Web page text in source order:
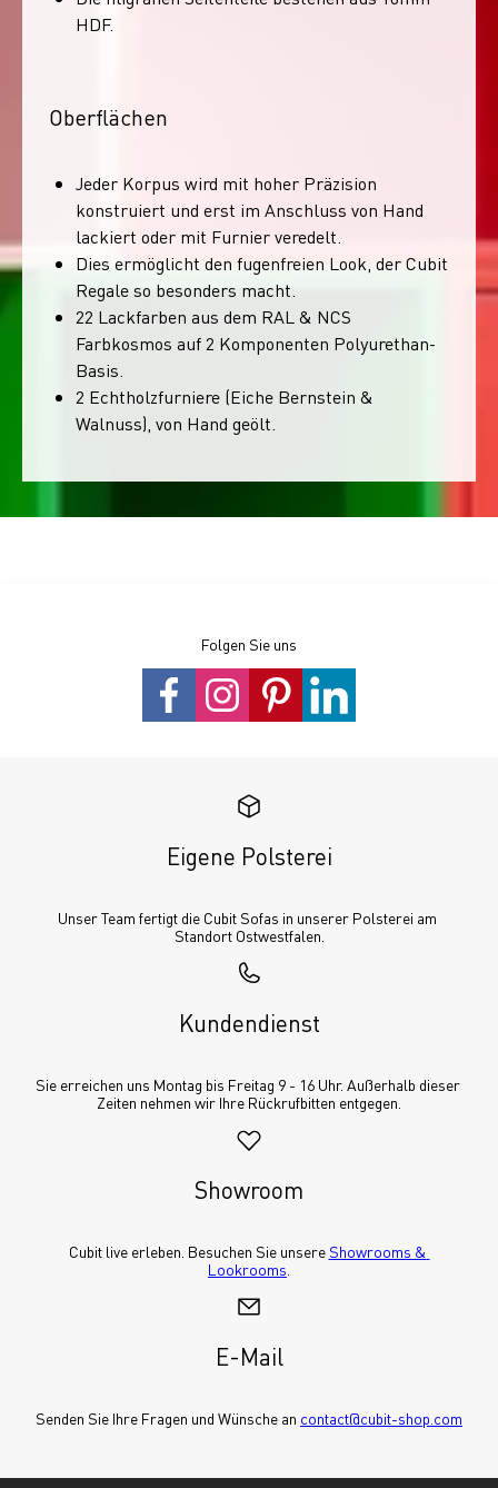
HDF.
Oberflächen
Jeder Korpus wird mit hoher Präzision
konstruiert und erst im Anschluss von Hand
lackiert oder mit Furnier veredelt.
Dies ermöglicht den fugenfreien Look, der Cubit
Regale so besonders macht.
22 Lackfarben aus dem RAL & NCS
Farbkosmos auf 2 Komponenten Polyurethan-
Basis.
2 Echtholzfurniere (Eiche Bernstein &
Walnuss), von Hand geölt.
Folgen Sie uns
Eigene Polsterei
Unser Team fertigt die Cubit Sofas in unserer Polsterei am
Standort Ostwestfalen.
Kundendienst
Sie erreichen uns Montag bis Freitag 9 - 16 Uhr. Außerhalb dieser
Zeiten nehmen wir Ihre Rückrufbitten entgegen.
Showroom
Cubit live erleben. Besuchen Sie unsere Showrooms &
Lookrooms
E-Mail
Senden Sie Ihre Fragen und Wünsche an contact@cubit-shop.com